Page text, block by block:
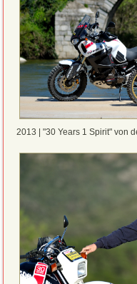
2013 | "30 Years 1 Spirit" von